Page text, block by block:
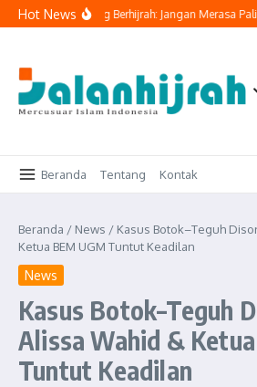
Lewati ke konten
Hot NewsOrang Yang Berhijrah: Jangan Merasa
Beranda Tentang Kontak
Beranda / News / Kasus Botok–Teguh
Ketua BEM UGM Tuntut Keadilan
News
Kasus Botok–Teguh
Alissa Wahid &
Tuntut Keadilan